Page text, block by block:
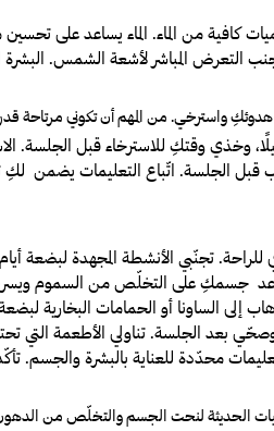
من الماء. الماء يساعد على تحسين
المباشر لأشعة الشمس. البشرة
واسترخي. من المهم أن تكوني مرتاحة
وخذي وقتكِ للاسترخاء قبل الجلسة.
قبل الجلسة. اتّباع التعليمات يضمن
تجنّبي الأنشطة المجهدة لبضعة
جسمكِ على التخلّص من السموم ويسرع
إلى الساونا أو الحمامات البخارية
بعد الجلسة. تناولي الأطعمة التي
محدّدة للعناية بالبشرة والجسم.
الحديثة لنحت الجسم والتخلّص من الدهون